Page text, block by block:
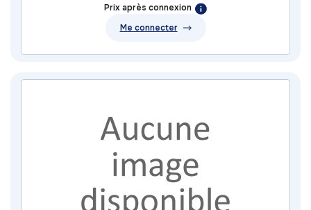
Prix après connexion
Me connecter